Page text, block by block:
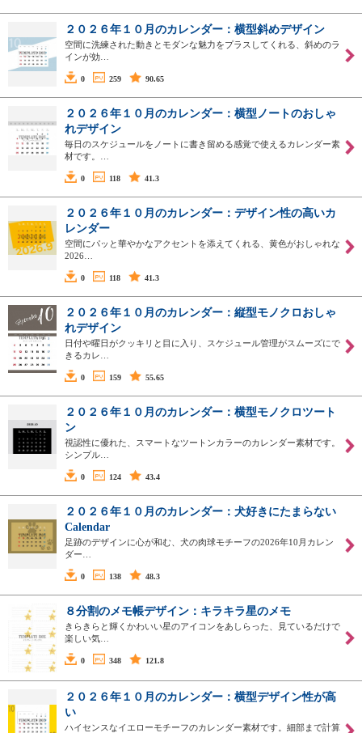
２０２６年１０月のカレンダー：横型斜めデザイン
空間に洗練された動きとモダンな魅力をプラスしてくれる、斜めのラ
インが効…
0 259 90.65
２０２６年１０月のカレンダー：横型ノートのおしゃ
れデザイン
毎日のスケジュールをノートに書き留める感覚で使えるカレンダー素
材です。…
0 118 41.3
２０２６年１０月のカレンダー：デザイン性の高いカ
レンダー
空間にパッと華やかなアクセントを添えてくれる、黄色がおしゃれな
2026…
0 118 41.3
２０２６年１０月のカレンダー：縦型モノクロおしゃ
れデザイン
日付や曜日がクッキリと目に入り、スケジュール管理がスムーズにで
きるカレ…
0 159 55.65
２０２６年１０月のカレンダー：横型モノクロツート
ン
視認性に優れた、スマートなツートンカラーのカレンダー素材です。
シンプル…
0 124 43.4
２０２６年１０月のカレンダー：犬好きにたまらない
Calendar
足跡のデザインに心が和む、犬の肉球モチーフの2026年10月カレン
ダー…
0 138 48.3
８分割のメモ帳デザイン：キラキラ星のメモ
きらきらと輝くかわいい星のアイコンをあしらった、見ているだけで
楽しい気…
0 348 121.8
２０２６年１０月のカレンダー：横型デザイン性が高
い
ハイセンスなイエローモチーフのカレンダー素材です。細部まで計算